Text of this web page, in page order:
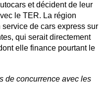
et décident de leur
le TER. La région
de cars express sur
qui serait directement
elle finance pourtant le
de concurrence avec les